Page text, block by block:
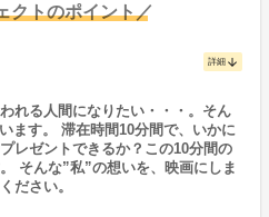
クトのポイント／
詳細 arrow_downward
れる人間になりたい・・・。そん
ます。 滞在時間10分間で、いかに
レゼントできるか？この10分間の
そんな”私”の想いを、映画にしま
ださい。